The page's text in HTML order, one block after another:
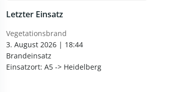
Letzter Einsatz
Vegetationsbrand
3. August 2026 | 18:44
Brandeinsatz
Einsatzort: A5 -> Heidelberg